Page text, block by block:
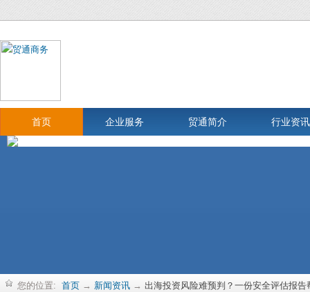
首页 企业服务 贸通简介 行业资讯
您的位置: 首页 → 新闻资讯 → 出海投资风险难预判？一份安全评估报告